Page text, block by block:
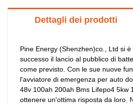
Dettagli dei prodotti
Pine Energy (Shenzhen)co., Ltd si
successo il lancio al pubblico di
come previsto. Con le sue nuove
l'avviatore di emergenza per auto
48v 100ah 200ah Bms Lifepo4 5kw
ottenere un'ottima risposta da loro.